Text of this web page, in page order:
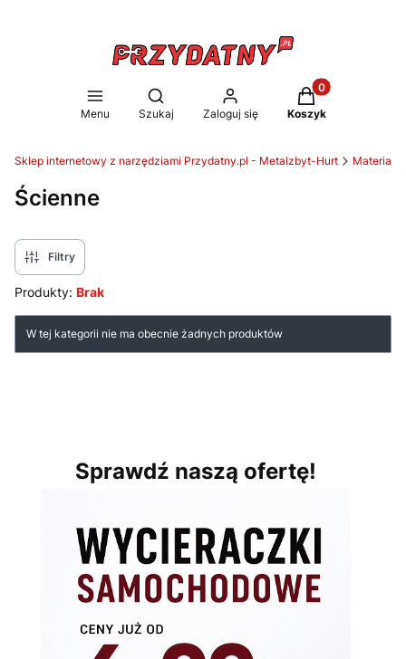
Menu
Otwórz wyszukiwarkę
Szukaj Zaloguj się
Produkty w
Koszyk
Sklep internetowy z narzędziami Przydatny.pl - Metalzbyt-Hurt Materiały
Ścienne
Filtry
Produkty: Brak
Lista produktów
W tej kategorii nie ma obecnie żadnych produktów
Sprawdź naszą ofertę!